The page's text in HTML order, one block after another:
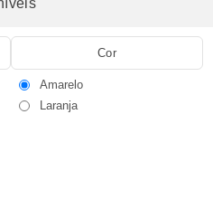
Cor
Amarelo
Laranja